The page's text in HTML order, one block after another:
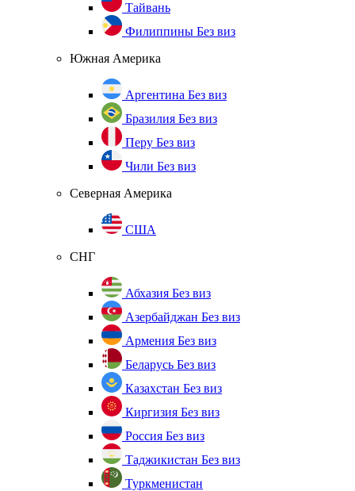
Тайвань
Филиппины Без виз
Южная Америка
Аргентина Без виз
Бразилия Без виз
Перу Без виз
Чили Без виз
Северная Америка
США
СНГ
Абхазия Без виз
Азербайджан Без виз
Армения Без виз
Беларусь Без виз
Казахстан Без виз
Киргизия Без виз
Россия Без виз
Таджикистан Без виз
Туркменистан